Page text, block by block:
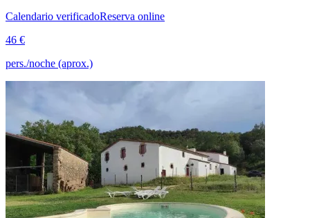
Calendario verificadoReserva online
46 €
pers./noche (aprox.)